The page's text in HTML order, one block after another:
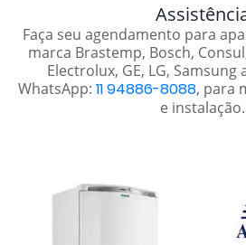
Faça seu agendamento para
marca Brastemp, Bosch,
Electrolux, GE, LG,
WhatsApp: 11 94886-8088, para
e instalação.